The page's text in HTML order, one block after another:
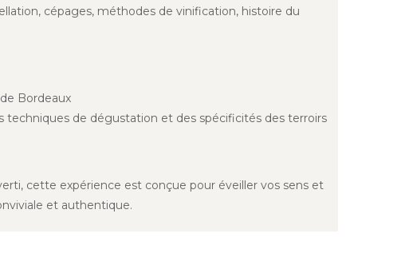
cépages, méthodes de vinification, histoire du
Bordeaux
techniques de dégustation et des spécificités des terroirs
cette expérience est conçue pour éveiller vos sens et
et authentique.